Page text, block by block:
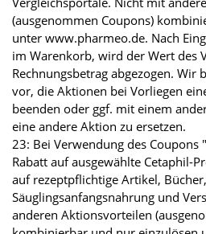
(ausgenommen Coupons)
unter www.pharmeo.de. Nach
im Warenkorb, wird der Wert des
Rechnungsbetrag abgezogen. Wir
vor, die Aktionen bei Vorliegen
beenden oder ggf. mit einem
eine andere Aktion zu ersetzen.
23: Bei Verwendung des Coupons
Rabatt auf ausgewählte Cetaphil-
auf rezeptpflichtige Artikel, Bücher,
Säuglingsanfangsnahrung und
anderen Aktionsvorteilen